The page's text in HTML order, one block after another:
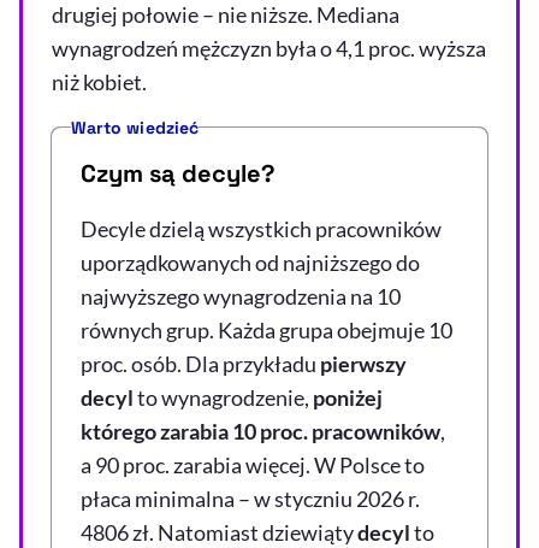
drugiej połowie – nie niższe. Mediana
wynagrodzeń mężczyzn była o 4,1 proc. wyższa
niż kobiet.
Warto wiedzieć
Czym są decyle?
Decyle dzielą wszystkich pracowników
uporządkowanych od najniższego do
najwyższego wynagrodzenia na 10
równych grup. Każda grupa obejmuje 10
proc. osób. Dla przykładu pierwszy
decylto wynagrodzenie, poniżej
którego zarabia 10 proc. pracowników,
a 90 proc. zarabia więcej. W Polsce to
płaca minimalna – w styczniu 2026 r.
4806 zł. Natomiast dziewiątydecylto